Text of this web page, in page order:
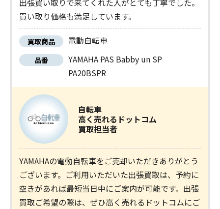
出張買い取りで来てくれた人がとても丁寧でした。
買い取り価格も満足しています。
買取商品 電動自転車
品番
YAMAHA PAS Babby un SP
PA20BSPR
自転車
高く売れるドットコム
買取担当者
YAMAHAの電動自転車をご売却いただきありがとう
ございます。ご利用いただいた出張買取は、予約に
空きがあれば最短当日中にご案内が可能です。出張
買取ご希望の際は、ぜひ高く売れるドットコムにご